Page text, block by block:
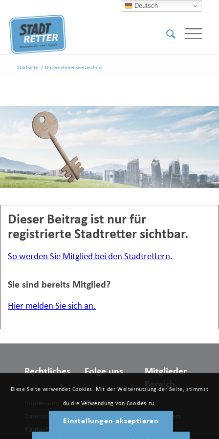
Startseite / Unternehmensverzeichnis
Dieser Beitrag ist nur für
registrierte Stadtretter sichtbar.
So werden Sie Mitglied bei den Stadtrettern.
Sie sind bereits Mitglied?
Hier melden Sie sich an.
Rechtliches
Datenschutzerklärung
Folge uns
Facebook
Mitglieder
Diese Seite verwendet Cookies. Mit der Weiternutzung der Seite, stimmst
du die Verwendung von Cookies zu.
Einstellungen akzeptieren
Deutsch